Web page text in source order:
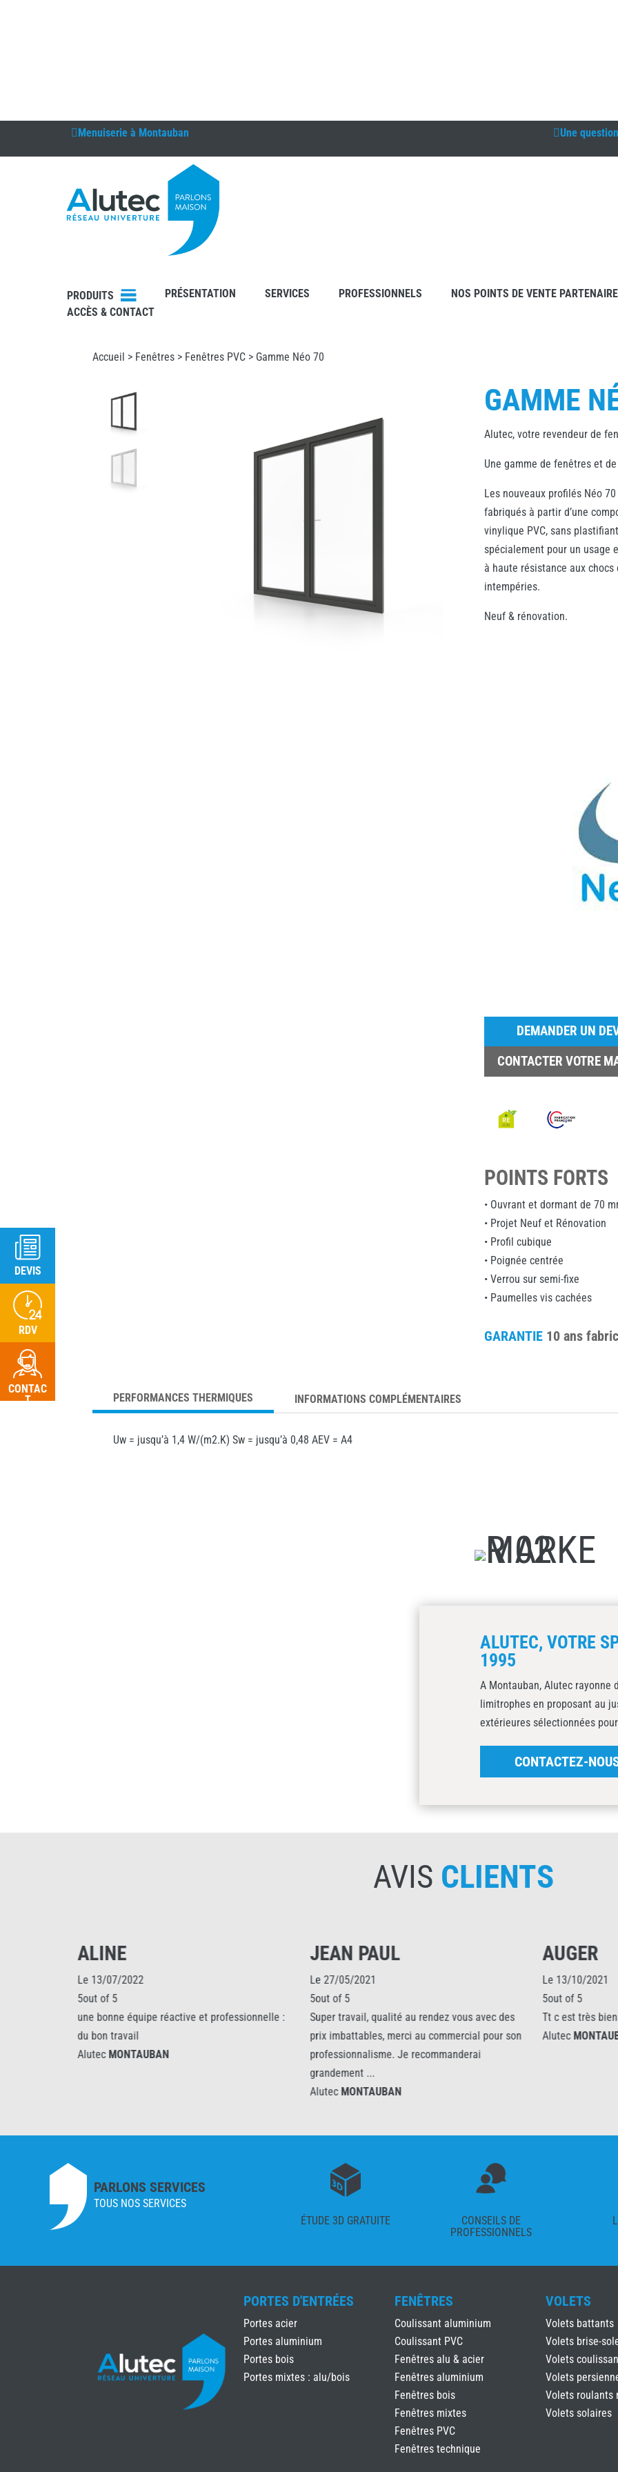
Menuiserie à Montauban Une
PRODUITS PRÉSENTATION SERVICES PROFESSIONNELS
NOS POINTS DE VENTE
ACCÈS & CONTACT
Accueil > Fenêtres > Fenêtres PVC > Gamme Néo 70
GAMME
Alutec, votre revendeur de
Une gamme de fenêtres et
Les nouveaux profilés Néo
fabriqués à partir d’une
vinylique PVC, sans
spécialement pour un usage
à haute résistance aux chocs
intempéries.
Neuf & rénovation.
DEMANDER UN
CONTACTER VOTRE
POINTS FORTS
• Ouvrant et dormant de 70
• Projet Neuf et Rénovation
• Profil cubique
• Poignée centrée
• Verrou sur semi-fixe
• Paumelles vis cachées
GARANTIE 10 ans
PERFORMANCES THERMIQUES INFORMATIONS COMPLÉMENTAIRES
Uw = jusqu’à 1,4 W/(m2.K) Sw = jusqu’à 0,48 AEV = A4
ALUTEC, VOTRE
1995
A Montauban, Alutec rayonne
limitrophes en proposant au
extérieures sélectionnées
CONTACTEZ-
AVIS CLIENTS
une bonne équipe réactive et professionnelle :
MONTAUBAN
JEAN PAUL
Super travail, qualité au rendez vous avec des
prix imbattables, merci au commercial pour son
professionnalisme. Je recommanderai
MONTAUBAN
Tt c est très bien déroulé
AlutecMONTAUBAN
PARLONS SERVICES
TOUS NOS SERVICES
ÉTUDE 3D GRATUITE
CONSEILS DE
PROFESSIONNELS
PORTES D'ENTRÉES
Portes acier
Portes aluminium
Portes bois
Portes mixtes : alu/bois
FENÊTRES
Coulissant aluminium
Coulissant PVC
Fenêtres alu & acier
Fenêtres aluminium
Fenêtres bois
Fenêtres mixtes
Fenêtres PVC
Fenêtres technique
VOLETS
Volets battants
Volets brise-
Volets
Volets
Volets roulants
Volets solaires
DEVIS
RDV
CONTAC
T